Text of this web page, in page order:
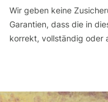
Wir geben keine
Garantien, dass die in
korrekt, vollständig oder